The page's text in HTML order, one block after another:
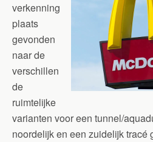
verkenning
plaats
gevonden
naar de
verschillen
de
ruimtelijke
varianten voor een tunnel/
noordelijk en een zuidelijk tracé